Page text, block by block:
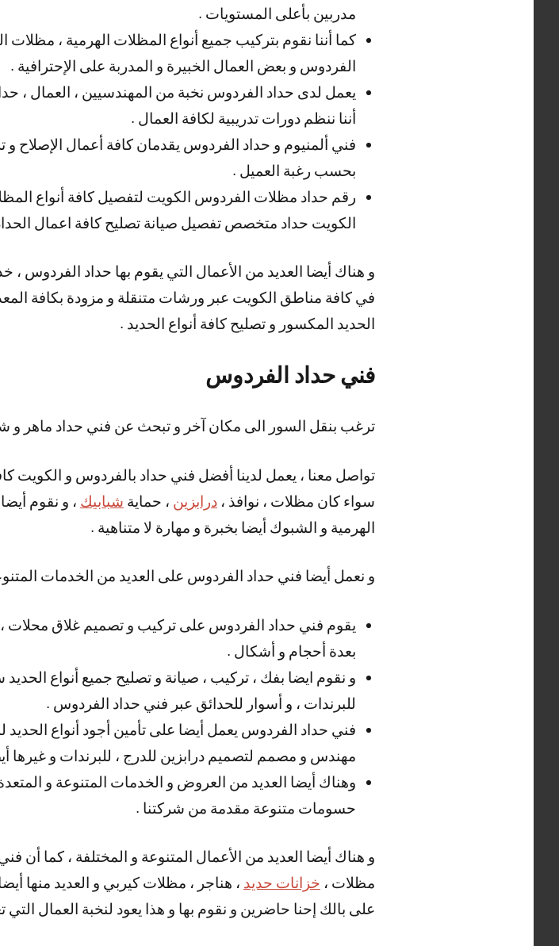
مدربين بأعلى المستويات .
كما أننا نقوم بتركيب جميع أنواع المظلات الهرمية ،
الفردوس و بعض العمال الخبيرة و المدربة على الإحترافية .
يعمل لدى حداد الفردوس نخبة من المهندسيين ، العمال ،
أننا ننظم دورات تدريبية لكافة العمال .
فني ألمنيوم و حداد الفردوس يقدمان كافة أعمال الإصلاح و
بحسب رغبة العميل .
رقم حداد مظلات الفردوس الكويت لتفصيل كافة أنواع
الكويت حداد متخصص تفصيل صيانة تصليح كافة اعمال
في كافة مناطق الكويت عبر ورشات متنقلة و مزودة بكافة
الحديد المكسور و تصليح كافة أنواع الحديد .
فني حداد الفردوس
ترغب بنقل السور الى مكان آخر و تبحث عن فني حداد ماهر و
تواصل معنا ، يعمل لدينا أفضل فني حداد بالفردوس و الكويت
سواء كان مظلات ، نوافذ ، درابزين ، حماية شبابيك ، و نقوم
الهرمية و الشبوك أيضا بخبرة و مهارة لا متناهية .
و نعمل أيضا فني حداد الفردوس على العديد من الخدمات
يقوم فني حداد الفردوس على تركيب و تصميم غلاق محلات
بعدة أحجام و أشكال .
و نقوم ايضا بفك ، تركيب ، صيانة و تصليح جميع أنواع
للبرندات ، و أسوار للحدائق عبر فني حداد الفردوس .
فني حداد الفردوس يعمل أيضا على تأمين أجود أنواع الحديد
مهندس و مصمم لتصميم درابزين للدرج ، للبرندات و غيرها
وهناك أيضا العديد من العروض و الخدمات المتنوعة و
حسومات متنوعة مقدمة من شركتنا .
و هناك أيضا العديد من الأعمال المتنوعة و المختلفة ، كما أن
مظلات ، خزانات حديد ، هناجر ، مظلات كيربي و العديد منها
على بالك إحنا حاضرين و نقوم بها و هذا يعود لنخبة العمال التي